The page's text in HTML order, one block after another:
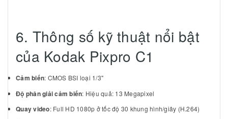
6. Thông số kỹ thuật nổi bật
của Kodak Pixpro C1
Cảm biến: CMOS BSI loại 1/3"
Độ phân giải cảm biến: Hiệu quả: 13 Megapixel
Quay video: Full HD 1080p ở tốc độ 30 khung hình/giây (H.264)